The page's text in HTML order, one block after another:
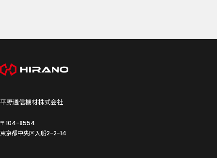
平野通信機材株式会社
〒104-8554
東京都中央区入船2-2-14